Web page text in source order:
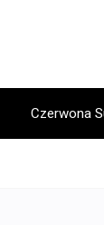
Czerwona